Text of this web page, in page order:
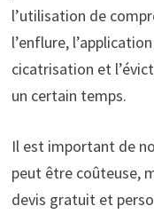
l’utilisation de
l’enflure,
cicatrisation et
un certain temps.
Il est important de
peut être coûteuse,
devis gratuit et